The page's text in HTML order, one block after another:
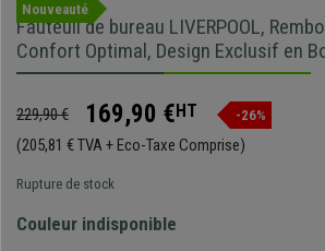
Nouveauté
Fauteuil de bureau LIVERPOOL,
Confort Optimal, Design Exclusif en
229,90 € 169,90 €HT -26%
(205,81 € TVA + Eco-Taxe Comprise)
Rupture de stock
Couleur indisponible